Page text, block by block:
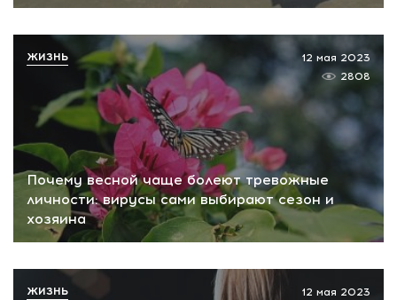
Почему весной чаще болеют тревожные
личности: вирусы сами выбирают сезон и
хозяина
12 мая 2023
2808
ЖИЗНЬ
12 мая 2023
ЖИЗНЬ